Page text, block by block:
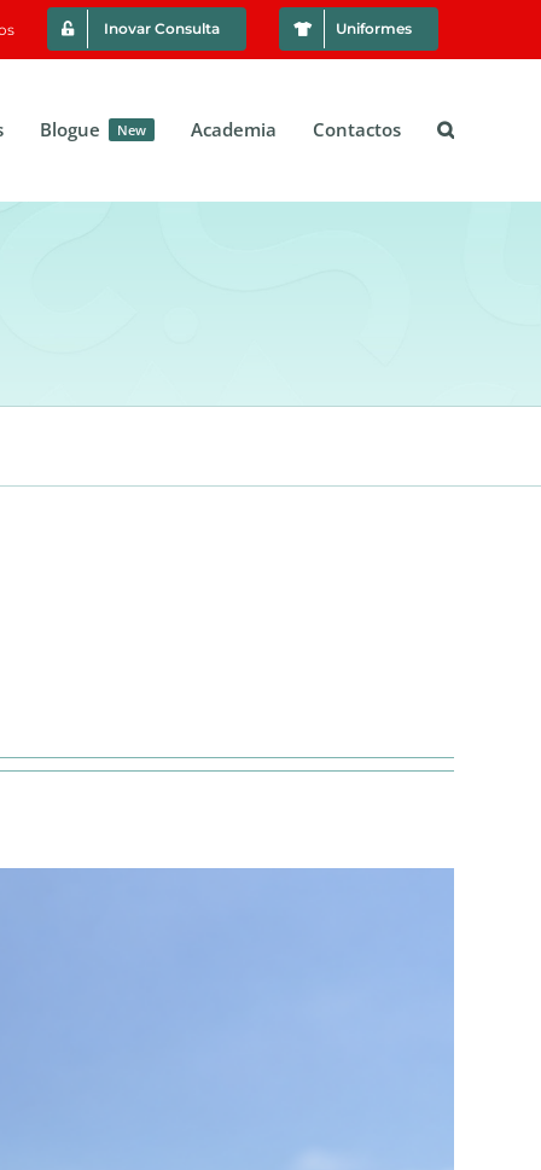
Inovar Consulta Uniformes
Blogue New Academia Contactos